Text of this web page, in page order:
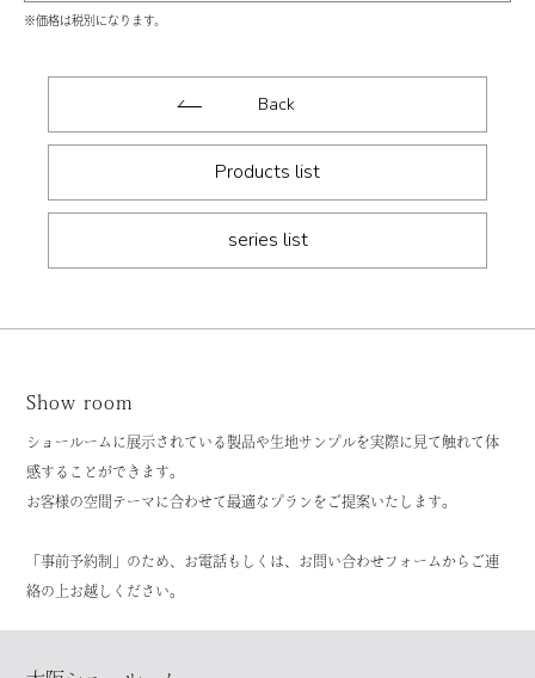
※価格は税別になります。
Back
Products list
series list
Show room
ショールームに展示されている製品や生地サンプルを実際に見て触れて体
感することができます。
お客様の空間テーマに合わせて最適なプランをご提案いたします。
「事前予約制」のため、お電話もしくは、お問い合わせフォームからご連
絡の上お越しください。